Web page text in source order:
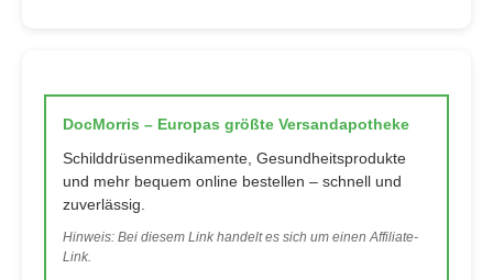
DocMorris – Europas größte Versandapotheke
Schilddrüsenmedikamente, Gesundheitsprodukte
und mehr bequem online bestellen – schnell und
zuverlässig.
Hinweis: Bei diesem Link handelt es sich um einen Affiliate-
Link.